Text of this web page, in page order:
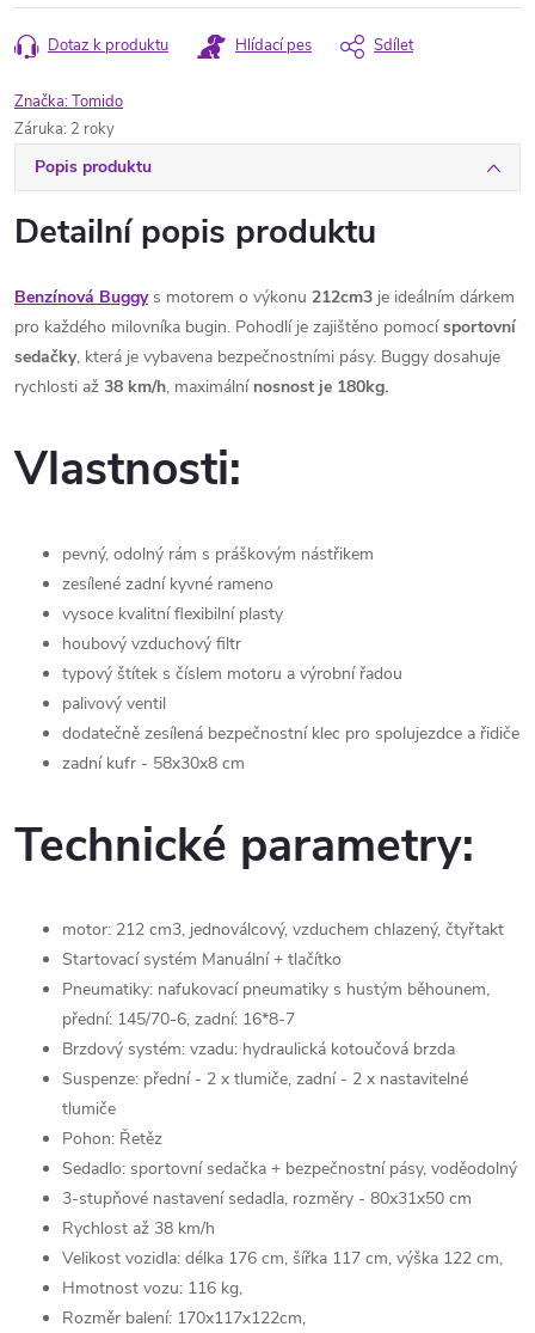
cena:
Dotaz k produktu Hlídací pes Sdílet
Značka:Tomido
Záruka: 2 roky
Popis produktu
Detailní popis produktu
Benzínová Buggys motorem o výkonu 212cm3 je ideálním dárkem
pro každého milovníka bugin. Pohodlí je zajištěno pomocísportovní
sedačky, která je vybavena bezpečnostními pásy. Buggy dosahuje
rychlosti až 38 km/h, maximální nosnost je 180kg.
Vlastnosti:
pevný, odolný rám s práškovým nástřikem
zesílené zadní kyvné rameno
vysoce kvalitní flexibilní plasty
houbový vzduchový filtr
typový štítek s číslem motoru a výrobní řadou
palivový ventil
dodatečně zesílená bezpečnostní klec pro spolujezdce a řidiče
zadní kufr - 58x30x8 cm
Technické parametry:
motor: 212 cm3, jednoválcový, vzduchem chlazený, čtyřtakt
Startovací systém Manuální + tlačítko
Pneumatiky: nafukovací pneumatiky s hustým běhounem,
přední: 145/70-6, zadní: 16*8-7
Brzdový systém: vzadu: hydraulická kotoučová brzda
Suspenze: přední - 2 x tlumiče, zadní - 2 x nastavitelné
tlumiče
Pohon: Řetěz
Sedadlo: sportovní sedačka + bezpečnostní pásy, voděodolný
3-stupňové nastavení sedadla, rozměry - 80x31x50 cm
Rychlost až 38 km/h
Velikost vozidla: délka 176 cm, šířka 117 cm, výška 122 cm,
Hmotnost vozu: 116 kg,
Rozměr balení: 170x117x122cm,